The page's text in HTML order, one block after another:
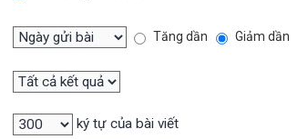
Tăng dần Giảm dần
ký tự của bài viết